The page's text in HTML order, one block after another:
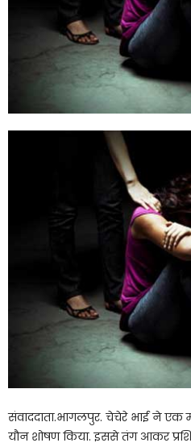
संवाददाता.भागलपुर. चेचेरे भाई ने एक
यौन शोषण किया. इससे तंग आकर